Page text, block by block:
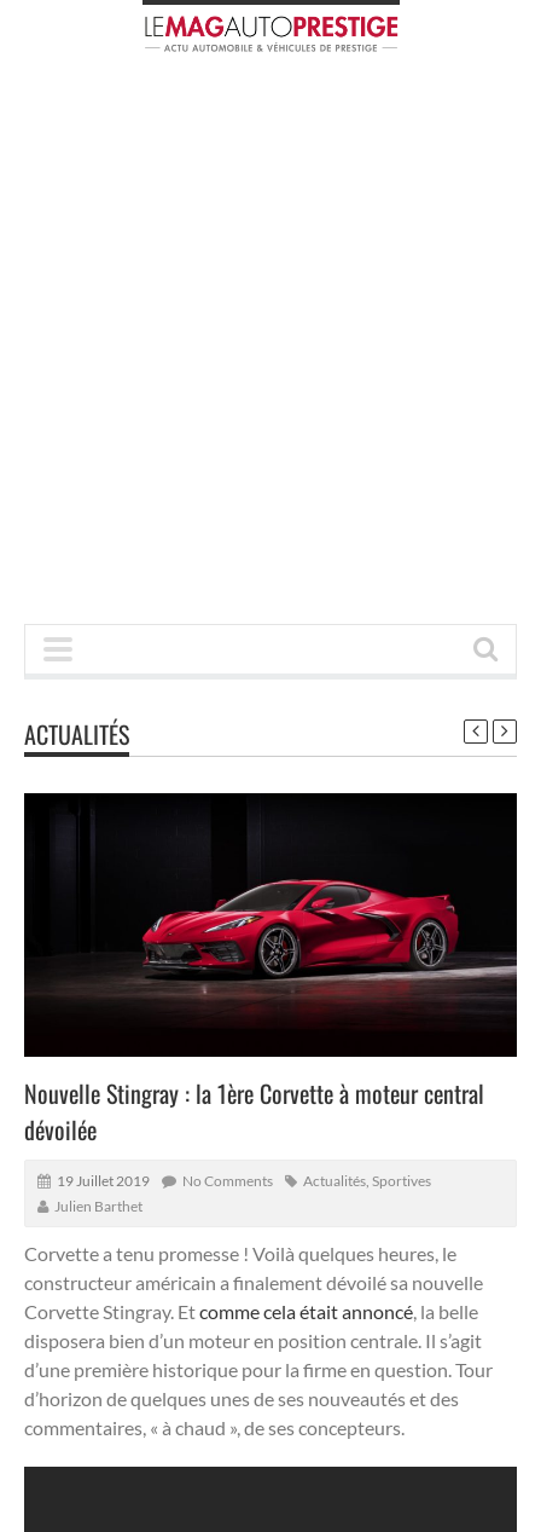
ACTUALITÉS
Nouvelle Stingray : la 1ère Corvette à moteur central
dévoilée
19 Juillet 2019 No Comments Actualités Sportives
Julien Barthet
Corvette a tenu promesse ! Voilà quelques heures, le
constructeur américain a finalement dévoilé sa nouvelle
Corvette Stingray. Etcomme cela était annoncé, la belle
disposera bien d’un moteur en position centrale. Il s’agit
d’une première historique pour la firme en question. Tour
d’horizon de quelques unes de ses nouveautés et des
commentaires, « à chaud », de ses concepteurs.